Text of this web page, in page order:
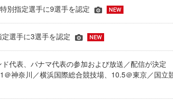
別指定選手に9選手を認定
選手に3選手を認定
ド代表、パナマ代表の参加および放送／配信が決定
神奈川／横浜国際総合競技場、10.5＠東京／国立